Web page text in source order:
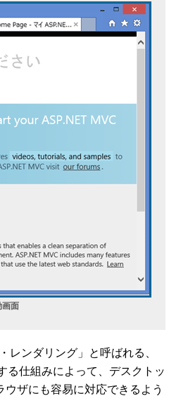
画面
ンダリング」と呼ばれる、
る仕組みによって、デスクトッ
ウザにも容易に対応できるよう